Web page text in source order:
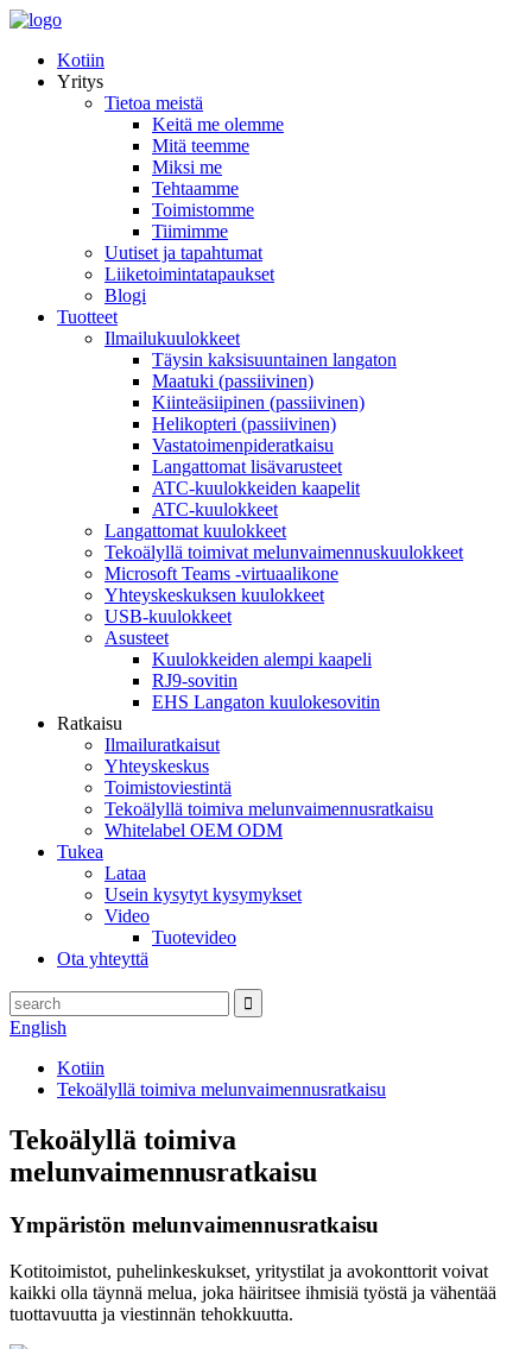
Kotiin
Yritys
Tietoa meistä
Keitä me olemme
Mitä teemme
Miksi me
Tehtaamme
Toimistomme
Tiimimme
Uutiset ja tapahtumat
Liiketoimintatapaukset
Blogi
Tuotteet
Ilmailukuulokkeet
Täysin kaksisuuntainen langaton
Maatuki (passiivinen)
Kiinteäsiipinen (passiivinen)
Helikopteri (passiivinen)
Vastatoimenpideratkaisu
Langattomat lisävarusteet
ATC-kuulokkeiden kaapelit
ATC-kuulokkeet
Langattomat kuulokkeet
Tekoälyllä toimivat melunvaimennuskuulokkeet
Microsoft Teams -virtuaalikone
Yhteyskeskuksen kuulokkeet
USB-kuulokkeet
Asusteet
Kuulokkeiden alempi kaapeli
RJ9-sovitin
EHS Langaton kuulokesovitin
Ratkaisu
Ilmailuratkaisut
Yhteyskeskus
Toimistoviestintä
Tekoälyllä toimiva melunvaimennusratkaisu
Whitelabel OEM ODM
Tukea
Lataa
Usein kysytyt kysymykset
Video
Tuotevideo
Ota yhteyttä
English
Kotiin
Tekoälyllä toimiva melunvaimennusratkaisu
Tekoälyllä toimiva
melunvaimennusratkaisu
Ympäristön melunvaimennusratkaisu
Kotitoimistot, puhelinkeskukset, yritystilat ja avokonttorit voivat
kaikki olla täynnä melua, joka häiritsee ihmisiä työstä ja vähentää
tuottavuutta ja viestinnän tehokkuutta.